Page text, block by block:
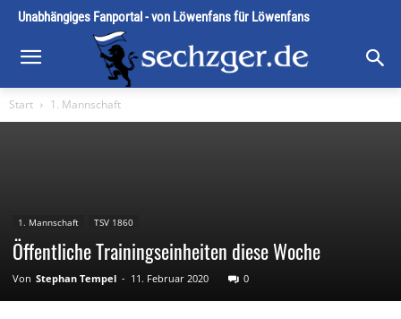
Unabhängiges Fanportal - von Löwenfans für Löwenfans
Start 1. Mannschaft
1. Mannschaft TSV 1860
Öffentliche Trainingseinheiten diese Woche
Von Stephan Tempel - 11. Februar 2020 0